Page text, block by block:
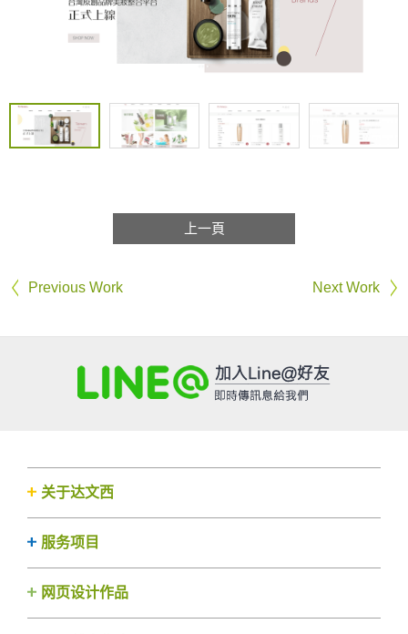
上一頁
Previous Work Next Work
关于达文西
服务项目
网页设计作品